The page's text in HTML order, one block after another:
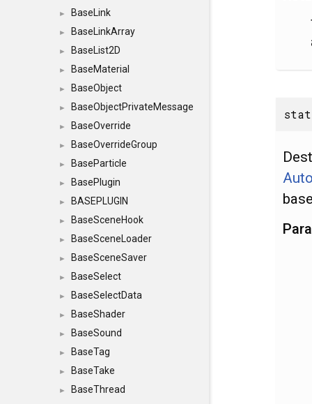
► BaseLink
► BaseLinkArray
► BaseList2D
► BaseMaterial
► BaseObject
► BaseObjectPrivateMessage
► BaseOverride
► BaseOverrideGroup
► BaseParticle
► BasePlugin
► BASEPLUGIN
► BaseSceneHook
► BaseSceneLoader
► BaseSceneSaver
► BaseSelect
► BaseSelectData
► BaseShader
► BaseSound
► BaseTag
► BaseTake
►
BaseThread